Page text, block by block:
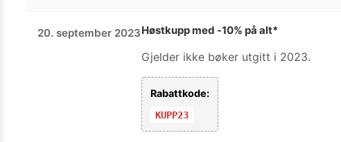
20. september 2023Høstkupp med -10% på alt*
Gjelder ikke bøker utgitt i 2023.
Rabattkode:
KUPP23